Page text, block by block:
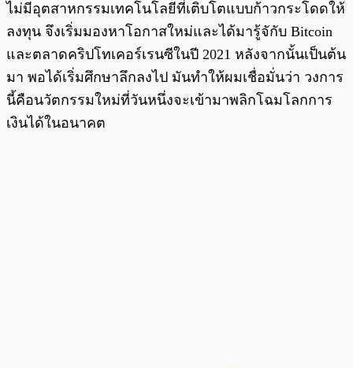
ไม่มีอุตสาหกรรมเทคโนโลยีที่เติบโตแบบก้าวกระโดดให้
ลงทุน จึงเริ่มมองหาโอกาสใหม่และได้มารู้จักับ Bitcoin
และตลาดคริปโทเคอร์เรนซีในปี 2021 หลังจากนั้นเป็นต้น
มา พอได้เริ่มศึกษาลึกลงไป มันทำให้ผมเชื่อมั่นว่า วงการ
นี้คือนวัตกรรมใหม่ที่วันหนึ่งจะเข้ามาพลิกโฉมโลกการ
เงินได้ในอนาคต